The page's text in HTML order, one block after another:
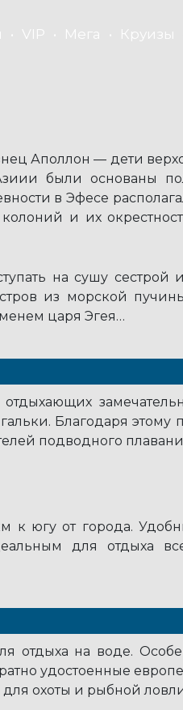
VIP Мега Круизы
Аполлон — дети
были основаны
в Эфесе
и их
на сушу
из морской
царя Эгея…
Благодаря этому
подводного
югу от города.
для отдыха
на воде.
удостоенные
охоты и рыбной